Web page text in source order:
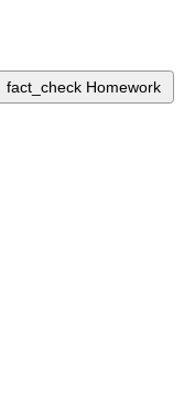
fact_check Homework